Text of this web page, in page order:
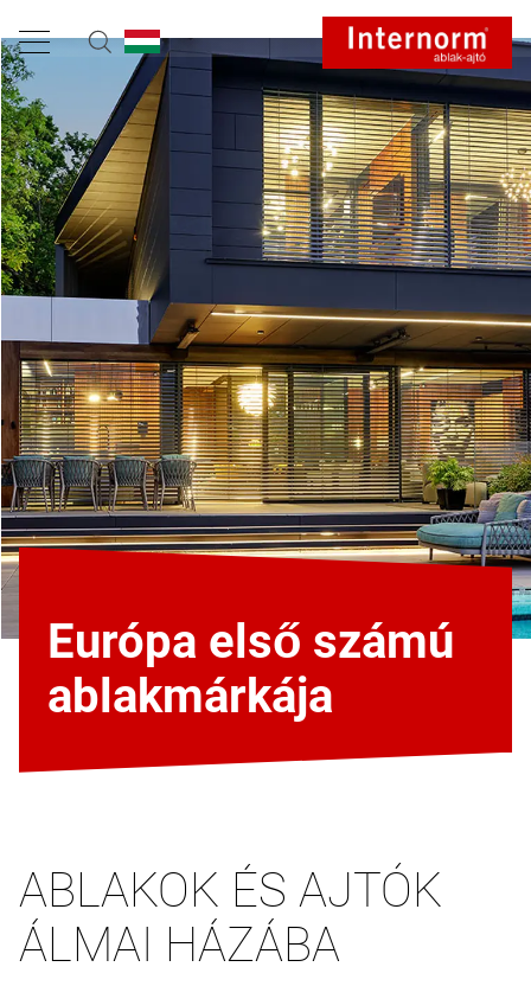
Európa első számú
ablakmárkája
ABLAKOK ÉS AJTÓK
ÁLMAI HÁZÁBA